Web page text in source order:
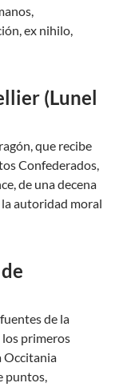
ex nihilo,
(Lunel
que recibe
Confederados,
de una decena
autoridad moral
de la
primeros
Occitania
puntos,